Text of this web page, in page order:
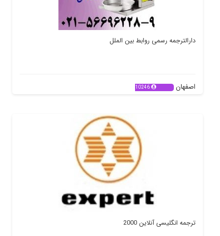
دارالترجمه رسمی روابط بین الملل
اصفهان 10246
ترجمه انگلیسی آنلاین 2000